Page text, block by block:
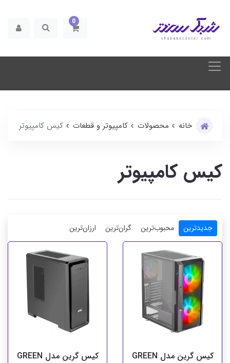
0
خانه محصولات کامپیوتر و قطعات کیس کامپیوتر
کیس کامپیوتر
جدیدترین محبوب‌ترین گران‌ترین ارزان‌ترین
کیس گرین مدل GREEN
کیس گرین مدل GREEN